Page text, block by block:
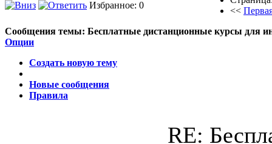
Избранное: 0
<<
Сообщения темы: Бесплатные дистанционные курсы для
Опции
Создать новую тему
Новые сообщения
Правила
RE: